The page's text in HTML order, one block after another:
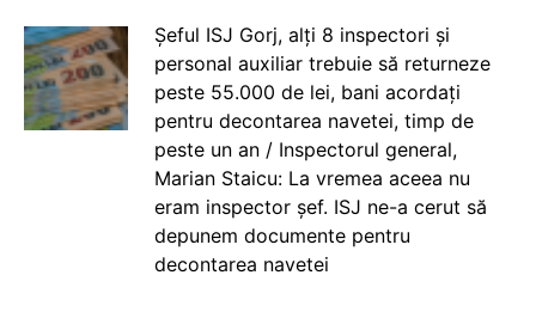
Șeful ISJ Gorj, alți 8 inspectori și
personal auxiliar trebuie să returneze
peste 55.000 de lei, bani acordați
pentru decontarea navetei, timp de
peste un an / Inspectorul general,
Marian Staicu: La vremea aceea nu
eram inspector șef. ISJ ne-a cerut să
depunem documente pentru
decontarea navetei